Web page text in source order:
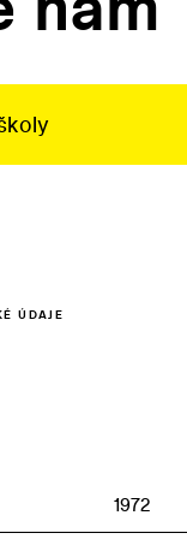
ÚDAJE
1972